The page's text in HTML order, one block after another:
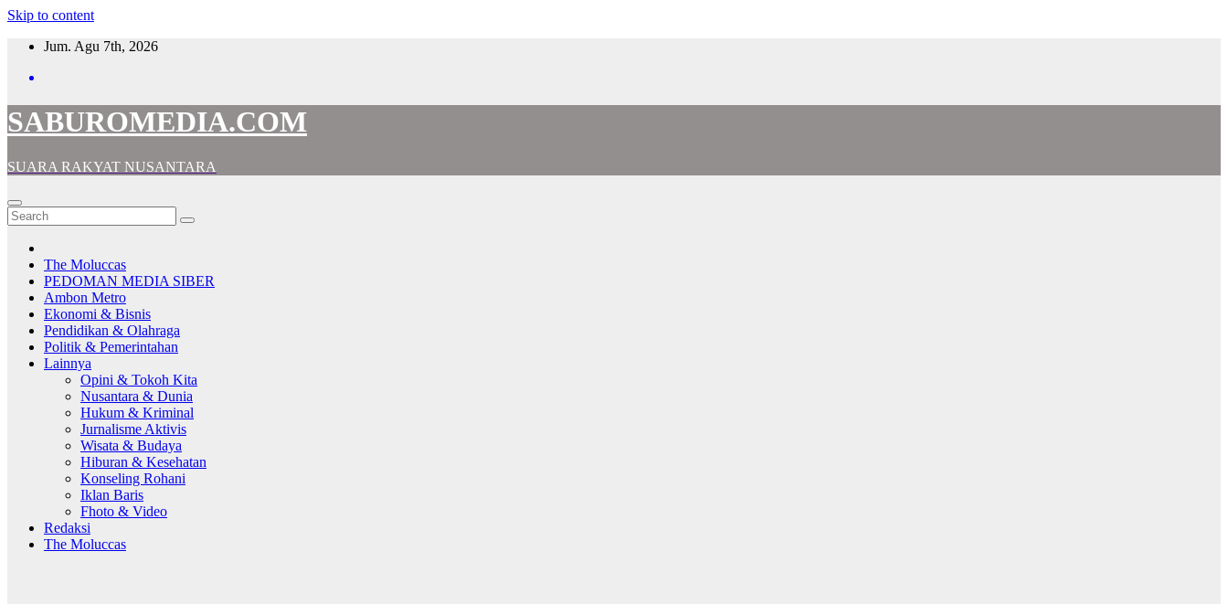
Skip to content
Jum. Agu 7th, 2026
SABUROMEDIA.COM
SUARA RAKYAT NUSANTARA
The Moluccas
PEDOMAN MEDIA SIBER
Ambon Metro
Ekonomi & Bisnis
Pendidikan & Olahraga
Politik & Pemerintahan
Lainnya
Opini & Tokoh Kita
Nusantara & Dunia
Hukum & Kriminal
Jurnalisme Aktivis
Wisata & Budaya
Hiburan & Kesehatan
Konseling Rohani
Iklan Baris
Fhoto & Video
Redaksi
The Moluccas